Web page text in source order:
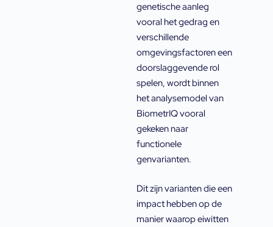
genetische aanleg
vooral het gedrag en
verschillende
omgevingsfactoren een
doorslaggevende rol
spelen, wordt binnen
het analysemodel van
BiometrIQ vooral
gekeken naar
functionele
genvarianten.
Dit zijn varianten die een
impact hebben op de
manier waarop eiwitten